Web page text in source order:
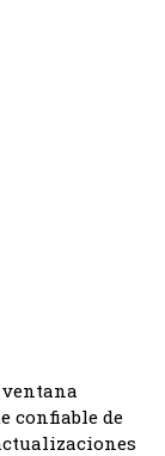
confiable de